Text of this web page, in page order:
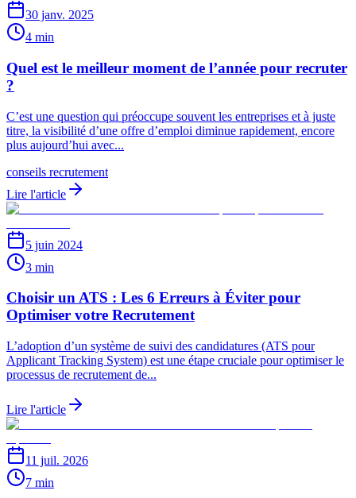
30 janv. 2025
4 min
Quel est le meilleur moment de l’année pour recruter
?
C’est une question qui préoccupe souvent les entreprises et à juste
titre, la visibilité d’une offre d’emploi diminue rapidement, encore
plus aujourd’hui avec...
conseils recrutement
Lire l'article
5 juin 2024
3 min
Choisir un ATS : Les 6 Erreurs à Éviter pour
Optimiser votre Recrutement
L’adoption d’un système de suivi des candidatures (ATS pour
Applicant Tracking System) est une étape cruciale pour optimiser le
processus de recrutement de...
Lire l'article
11 juil. 2026
7 min